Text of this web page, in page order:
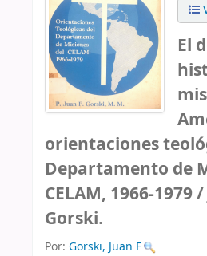
El
orientaciones
Departamento de
CELAM, 1966-1979 /
Gorski.
Por: Gorski, Juan F